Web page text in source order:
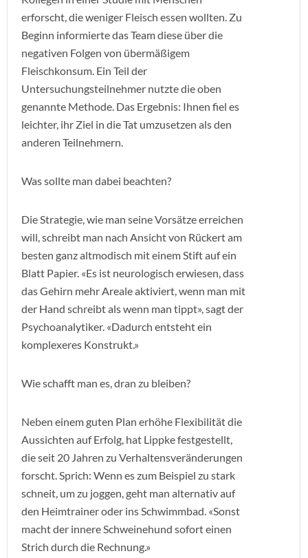
erforscht, die weniger Fleisch essen wollten. Zu
Beginn informierte das Team diese über die
negativen Folgen von übermäßigem
Fleischkonsum. Ein Teil der
Untersuchungsteilnehmer nutzte die oben
genannte Methode. Das Ergebnis: Ihnen fiel es
leichter, ihr Ziel in die Tat umzusetzen als den
anderen Teilnehmern.
Was sollte man dabei beachten?
Die Strategie, wie man seine Vorsätze erreichen
will, schreibt man nach Ansicht von Rückert am
besten ganz altmodisch mit einem Stift auf ein
Blatt Papier. «Es ist neurologisch erwiesen, dass
das Gehirn mehr Areale aktiviert, wenn man mit
der Hand schreibt als wenn man tippt», sagt der
Psychoanalytiker. «Dadurch entsteht ein
komplexeres Konstrukt.»
Wie schafft man es, dran zu bleiben?
Neben einem guten Plan erhöhe Flexibilität die
Aussichten auf Erfolg, hat Lippke festgestellt,
die seit 20 Jahren zu Verhaltensveränderungen
forscht. Sprich: Wenn es zum Beispiel zu stark
schneit, um zu joggen, geht man alternativ auf
den Heimtrainer oder ins Schwimmbad. «Sonst
macht der innere Schweinehund sofort einen
Strich durch die Rechnung.»